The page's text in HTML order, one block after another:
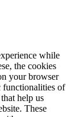
while
the cookies
your browser
functionalities of
help us
These